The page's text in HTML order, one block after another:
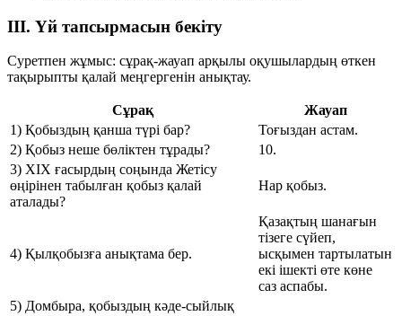
III. Үй тапсырмасын бекіту
Суретпен жұмыс: сұрақ-жауап арқылы оқушылардың өткен
тақырыпты қалай меңгергенін анықтау.
Сұрақ
Жауап
1) Қобыздың қанша түрі бар?
Тоғыздан астам.
2) Қобыз неше бөліктен тұрады?
10.
3) ХІХ ғасырдың соңында Жетісу
өңірінен табылған қобыз қалай
аталады?
Нар қобыз.
4) Қылқобызға анықтама бер.
Қазақтың шанағын
тізеге сүйеп,
ысқымен тартылатын
екі ішекті өте көне
саз аспабы.
5) Домбыра, қобыздың кәде-сыйлық